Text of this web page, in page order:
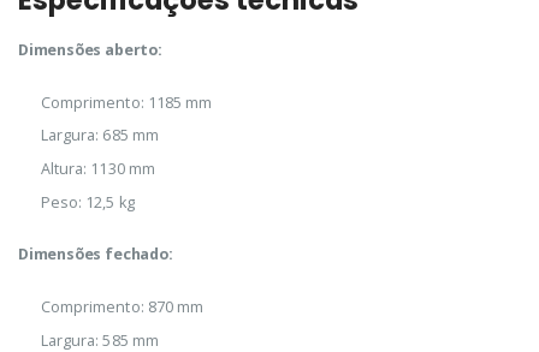
Dimensões aberto:
Comprimento: 1185 mm
Largura: 685 mm
Altura: 1130 mm
Peso: 12,5 kg
Dimensões fechado:
Comprimento: 870 mm
Largura: 585 mm